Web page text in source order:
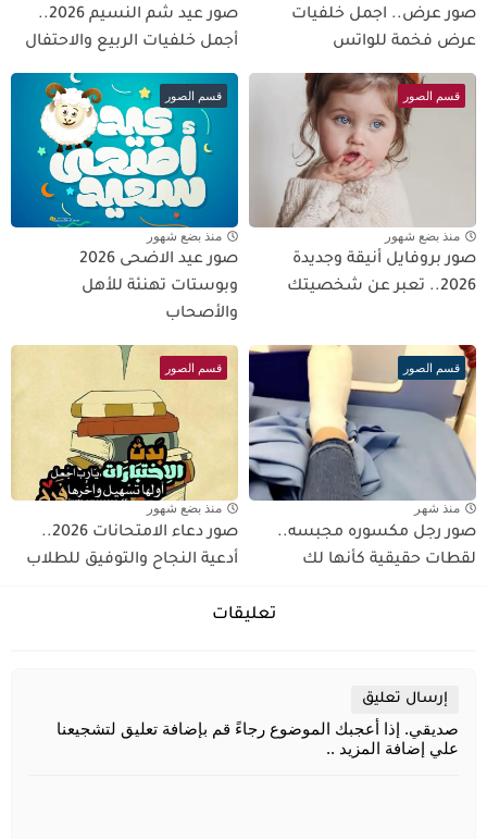
صور عرض.. اجمل خلفيات
عرض فخمة للواتس
صور عيد شم النسيم 2026..
أجمل خلفيات الربيع والاحتفال
قسم الصور
منذ بضع شهور
صور بروفايل أنيقة وجديدة
2026.. تعبر عن شخصيتك
قسم الصور
منذ بضع شهور
صور عيد الاضحى 2026
وبوستات تهنئة للأهل
والأصحاب
قسم الصور
منذ شهر
صور رجل مكسوره مجبسه..
لقطات حقيقية كأنها لك
قسم الصور
منذ بضع شهور
صور دعاء الامتحانات 2026..
أدعية النجاح والتوفيق للطلاب
تعليقات
إرسال تعليق
صديقي. إذا أعجبك الموضوع رجاءً قم بإضافة تعليق لتشجيعنا
علي إضافة المزيد ..